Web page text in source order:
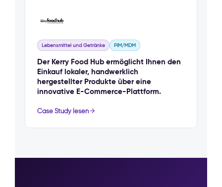
Lebensmittel und Getränke PIM/MDM
Der Kerry Food Hub ermöglicht Ihnen den
Einkauf lokaler, handwerklich
hergestellter Produkte über eine
innovative E-Commerce-Plattform.
Case Study lesen